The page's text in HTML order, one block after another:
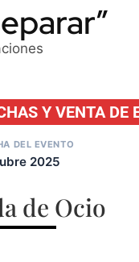
Y VENTA DE
DEL EVENTO
2025
de Ocio